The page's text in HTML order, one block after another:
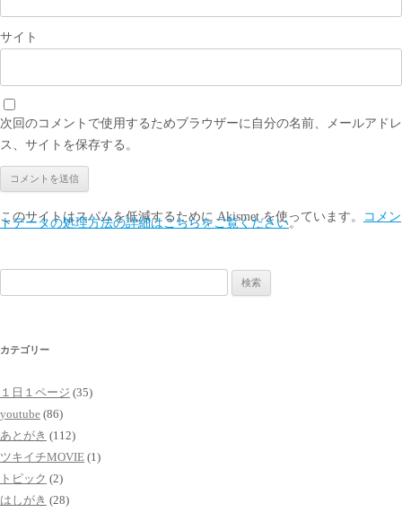
サイト
次回のコメントで使用するためブラウザーに自分の名前、メールアドレ
ス、サイトを保存する。
このサイトはスパムを低減するために Akismet を使っています。 コメン
トデータの処理方法の詳細はこちらをご覧ください。
索:
カテゴリー
１日１ページ (35)
youtube (86)
あとがき (112)
ツキイチMOVIE (1)
トピック (2)
はしがき (28)